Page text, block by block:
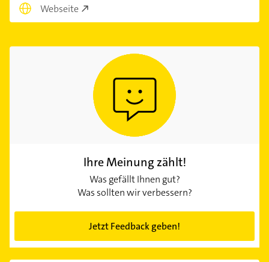
Webseite
Ihre Meinung zählt!
Was gefällt Ihnen gut?
Was sollten wir verbessern?
Jetzt Feedback geben!